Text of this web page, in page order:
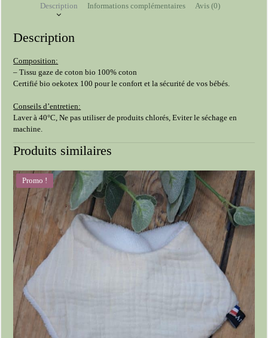
Description Informations complémentaires Avis (0)
Description
Composition:
– Tissu gaze de coton bio 100% coton
Certifié bio oekotex 100 pour le confort et la sécurité de vos bébés.
Conseils d’entretien:
Laver à 40°C, Ne pas utiliser de produits chlorés, Eviter le séchage en
machine.
Produits similaires
Promo !